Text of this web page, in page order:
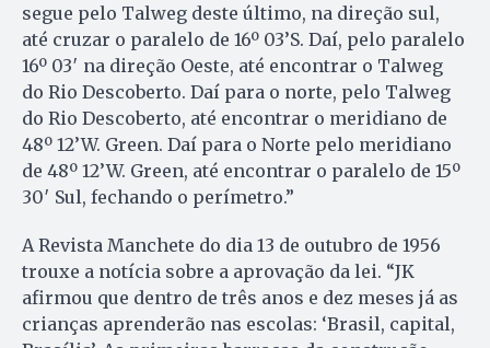
segue pelo Talweg deste último, na direção sul,
até cruzar o paralelo de 16º 03’S. Daí, pelo paralelo
16º 03′ na direção Oeste, até encontrar o Talweg
do Rio Descoberto. Daí para o norte, pelo Talweg
do Rio Descoberto, até encontrar o meridiano de
48º 12’W. Green. Daí para o Norte pelo meridiano
de 48º 12’W. Green, até encontrar o paralelo de 15º
30′ Sul, fechando o perímetro.”
A Revista Manchete do dia 13 de outubro de 1956
trouxe a notícia sobre a aprovação da lei. “JK
afirmou que dentro de três anos e dez meses já as
crianças aprenderão nas escolas: ‘Brasil, capital,